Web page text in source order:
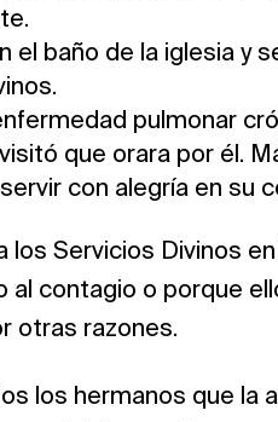
el baño de la iglesia y
pulmonar
que orara por él.
con alegría en su
los Servicios Divinos
al contagio o porque
otras razones.
los hermanos que la